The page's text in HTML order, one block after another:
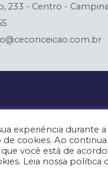
233 - Centro -
experiência durante
de cookies. Ao
você está de
Leia nossa política